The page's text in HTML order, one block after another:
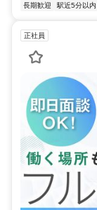
長期歓迎
駅近5分以内
正社員